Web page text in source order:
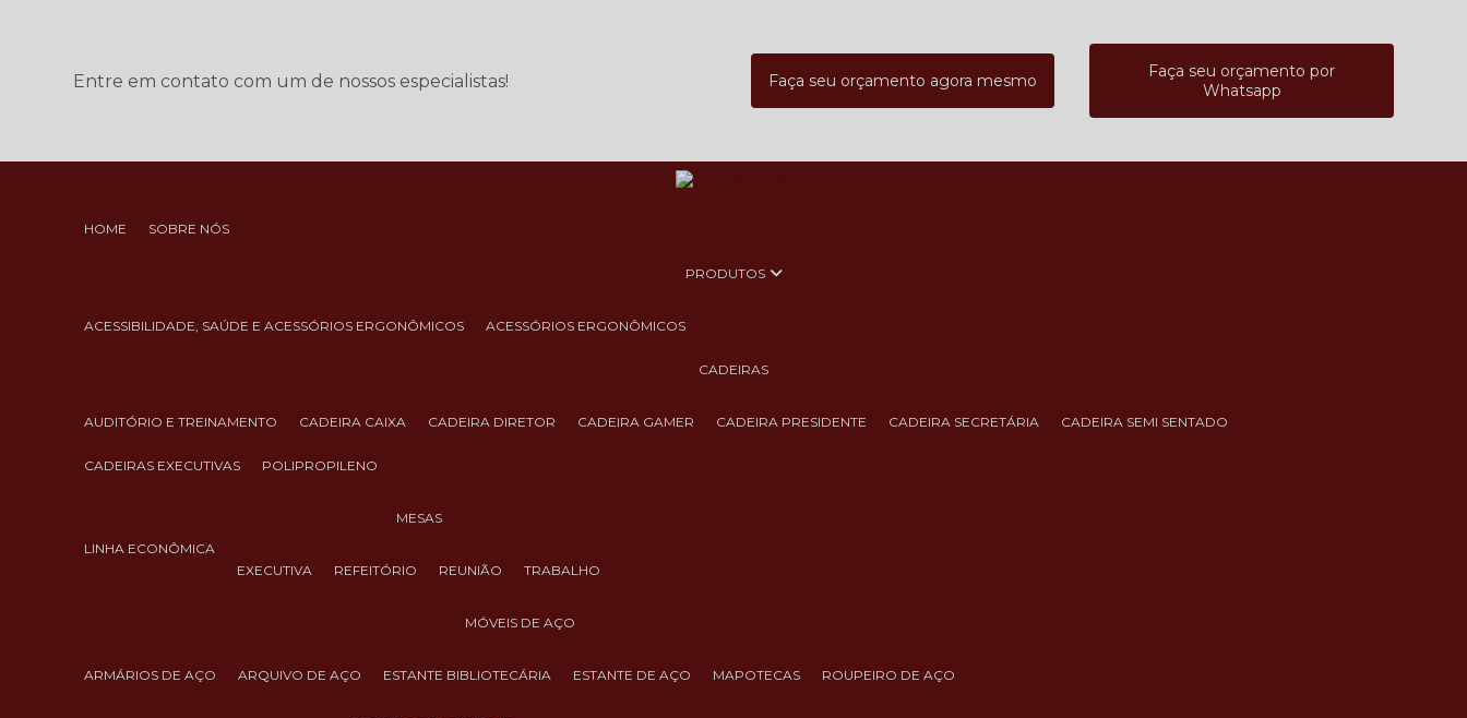
Entre em contato com um de nossos especialistas! Faça seu orçamento agora mesmo
Faça seu orçamento por
Whatsapp
HOME SOBRE NÓS
PRODUTOS
ACESSIBILIDADE, SAÚDE E ACESSÓRIOS ERGONÔMICOS ACESSÓRIOS ERGONÔMICOS
CADEIRAS
AUDITÓRIO E TREINAMENTO CADEIRA CAIXA CADEIRA DIRETOR CADEIRA GAMER CADEIRA PRESIDENTE CADEIRA SECRETÁRIA CADEIRA SEMI SENTADO
CADEIRAS EXECUTIVAS POLIPROPILENO
LINHA ECONÔMICA
MESAS
EXECUTIVA REFEITÓRIO REUNIÃO TRABALHO
MÓVEIS DE AÇO
ARMÁRIOS DE AÇO ARQUIVO DE AÇO ESTANTE BIBLIOTECÁRIA ESTANTE DE AÇO MAPOTECAS ROUPEIRO DE AÇO